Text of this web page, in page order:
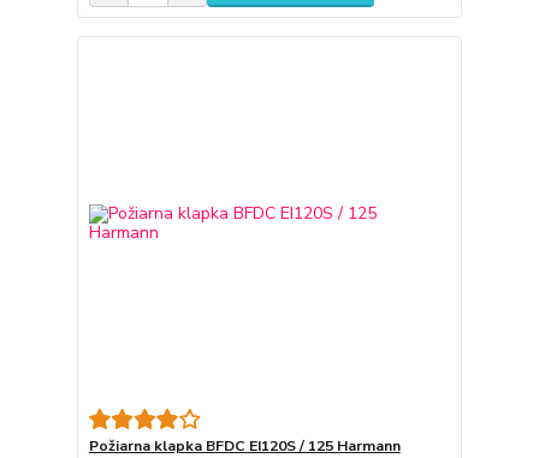
Požiarna klapka BFDC EI120S / 125 Harmann